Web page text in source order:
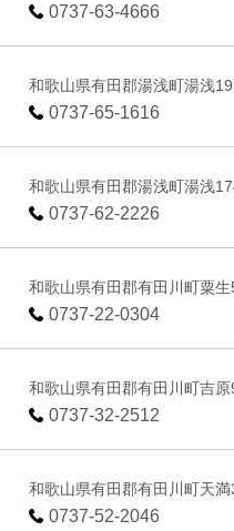
0737-63-4666
和歌山県有田郡湯浅町湯浅
0737-65-1616
和歌山県有田郡湯浅町湯浅
0737-62-2226
和歌山県有田郡有田川町粟生
0737-22-0304
和歌山県有田郡有田川町吉原
0737-32-2512
和歌山県有田郡有田川町天満
0737-52-2046